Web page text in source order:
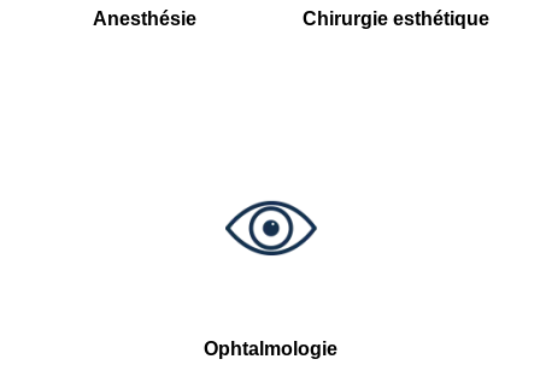
Anesthésie Chirurgie esthétique
Ophtalmologie